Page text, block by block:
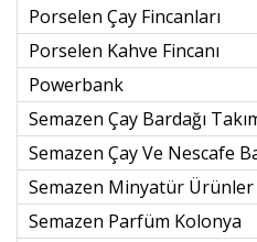
Porselen Çay Fincanları
Porselen Kahve Fincanı
Powerbank
Semazen Çay Bardağı
Semazen Çay Ve Nescafe
Semazen Minyatür Ürünler
Semazen Parfüm Kolonya